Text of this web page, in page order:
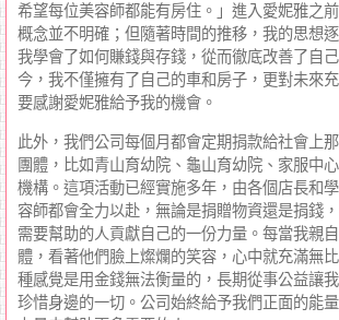
希望每位美容師都能有房住。」進入愛妮雅之
概念並不明確；但隨著時間的推移，我的思想
我學會了如何賺錢與存錢，從而徹底改善了自
今，我不僅擁有了自己的車和房子，更對未來
要感謝愛妮雅給予我的機會。
此外，我們公司每個月都會定期捐款給社會上
團體，比如青山育幼院、龜山育幼院、家服中
機構。這項活動已經實施多年，由各個店長和
容師都會全力以赴，無論是捐贈物資還是捐錢
需要幫助的人貢獻自己的一份力量。每當我親
體，看著他們臉上燦爛的笑容，心中就充滿無
種感覺是用金錢無法衡量的，長期從事公益讓
珍惜身邊的一切。公司始終給予我們正面的能